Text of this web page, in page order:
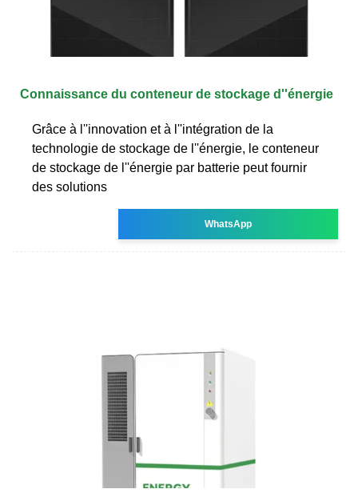
Connaissance du conteneur de stockage d''énergie
Grâce à l''innovation et à l''intégration de la
technologie de stockage de l''énergie, le conteneur
de stockage de l''énergie par batterie peut fournir
des solutions
WhatsApp